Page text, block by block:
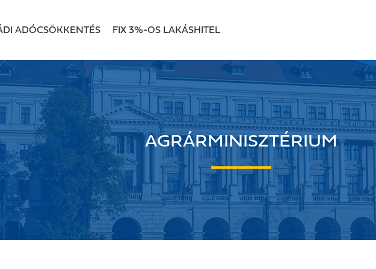
ADÓCSÖKKENTÉS FIX 3%-OS LAKÁSHITEL
AGRÁRMINISZTÉRIUM